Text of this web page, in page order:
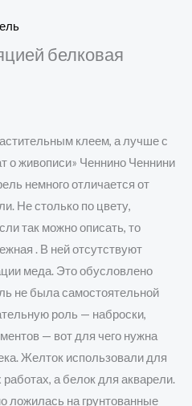
белковая
клеем, а лучше с
о живописи» Ченнино Ченнини
немного отличается от
Не столько по цвету,
так можно описать, то
. В ней отсутствуют
меда. Это обусловлено
не была самостоятельной
роль — наброски,
— вот для чего нужна
Желток использовали для
а белок для акварели.
ложилась на грунтованные